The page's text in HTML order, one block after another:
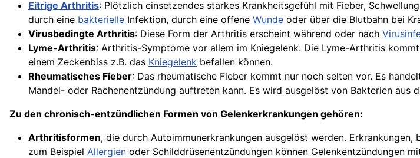
Eitrige Arthritis: Plötzlich einsetzendes starkes Krankheitsgefühl mit Fieber,
durch eine bakterielle Infektion, durch eine offene Wunde oder über die Blutbahn bei
Virusbedingte Arthritis: Diese Form der Arthritis erscheint während oder nach
Lyme-Arthritis: Arthritis-Symptome vor allem im Kniegelenk. Die Lyme-Arthritis
einem Zeckenbiss z.B. das Kniegelenk befallen können.
Rheumatisches Fieber: Das rheumatische Fieber kommt nur noch selten vor. Es
Mandel- oder Rachenentzündung auftreten kann. Es wird ausgelöst von Bakterien aus
Zu den chronisch-entzündlichen Formen von Gelenkerkrankungen gehören:
Arthritisformen, die durch Autoimmunerkrankungen ausgelöst werden.
zum Beispiel Allergien oder Schilddrüsenentzündungen können Gelenkentzündungen